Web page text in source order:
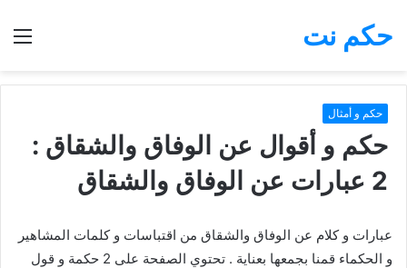
بحث
حكم نت
حكم و أمثال
حكم و أقوال عن الوفاق والشقاق :
2 عبارات عن الوفاق والشقاق
عبارات و كلام عن الوفاق والشقاق من اقتباسات و كلمات المشاهير
و الحكماء قمنا بجمعها بعناية . تحتوي الصفحة على 2 حكمة و قول